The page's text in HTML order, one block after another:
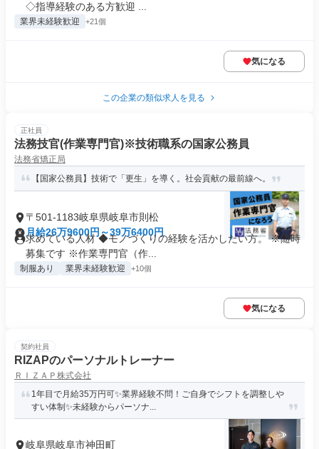
◇指導経験のある方歓迎 ...
業界未経験歓迎 +21個
気になる
この企業の類似求人を見る
正社員
法務技官(作業専門官)※技術職系の国家公務員
法務省矯正局
【国家公務員】技術で「更生」を導く。社会貢献の最前線へ。
〒501-1183岐阜県岐阜市則松
月給26万9600円～39万6400円
求めている人材 ◆モノづくりの経験を活かしたい方。 ※随時
募集です ※作業専門官（作...
制服あり 業界未経験歓迎 +10個
気になる
契約社員
RIZAPのパーソナルトレーナー
ＲＩＺＡＰ株式会社
1年目で月給35万円可✨業界経験不問！ご自身でシフトを調整しや
すい体制✨未経験からパーソナ...
岐阜県岐阜市神田町